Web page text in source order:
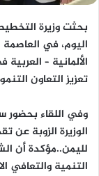
بحثت وزيرة التخطيط
اليوم، في العاصمة
الألمانية –
تعزيز التعاون
وفي اللقاء بحضور
الوزيرة الزوبة عن
لليمن..مؤكدة أن
التنمية والتعافي